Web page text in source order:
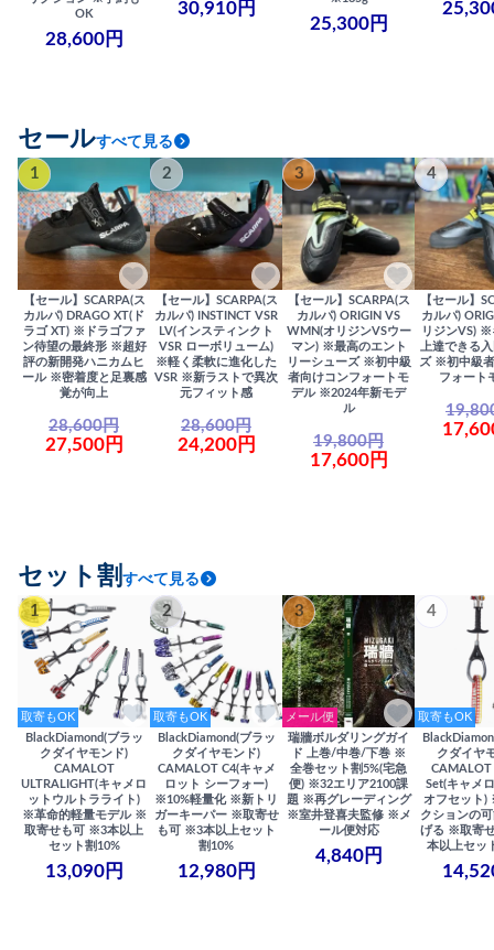
OK
28,600円
30,910円
25,300円
セールすべて見る
1
【セール】SCARPA(ス
カルパ) DRAGO XT(ド
ラゴ XT) ※ドラゴファ
ン待望の最終形 ※超好
評の新開発ハニカムヒ
ール ※密着度と足裏感
覚が向上
28,600円
27,500円
2
【セール】SCARPA(ス
カルパ) INSTINCT VSR
LV(インスティンクト
VSR ローボリューム)
※軽く柔軟に進化した
VSR ※新ラストで異次
元フィット感
28,600円
24,200円
3
【セール】SCARPA(ス
カルパ) ORIGIN VS
WMN(オリジンVSウー
マン) ※最高のエント
リーシューズ ※初中級
者向けコンフォートモ
デル ※2024年新モデ
ル
19,800円
17,600円
4
【セール】
カルパ)
リジンVS) ※
上達できる
ズ ※初中級
フォート
セット割 すべて見る
1
取寄もOK
BlackDiamond(ブラッ
クダイヤモンド)
CAMALOT
ULTRALIGHT(キャメロ
ットウルトラライト)
※革命的軽量モデル ※
取寄せも可 ※3本以上
セット割10%
13,090円
2
取寄もOK
BlackDiamond(ブラッ
クダイヤモンド)
CAMALOT C4(キャメ
ロット シーフォー)
※10%軽量化 ※新トリ
ガーキーパー ※取寄せ
も可 ※3本以上セット
割10%
12,980円
3
メール便
瑞牆ボルダリングガイ
ド 上巻/中巻/下巻 ※
全巻セット割5%(宅急
便) ※32エリア2100課
題 ※再グレーディング
※室井登喜夫監修 ※メ
ール便対応
4,840円
4
取寄もOK
クダイヤ
Set(キャメ
オフセット)
クションの
げる ※取寄
本以上セッ